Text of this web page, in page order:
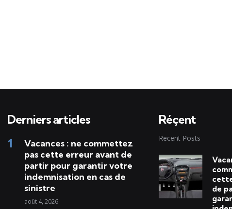
Derniers articles
Vacances : ne commettez
pas cette erreur avant de
partir pour garantir votre
indemnisation en cas de
sinistre
août 4, 2026
Réçent
Recent Posts
de